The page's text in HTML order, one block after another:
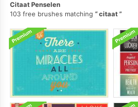
Citaat Penselen
103 free brushes matching
citaat